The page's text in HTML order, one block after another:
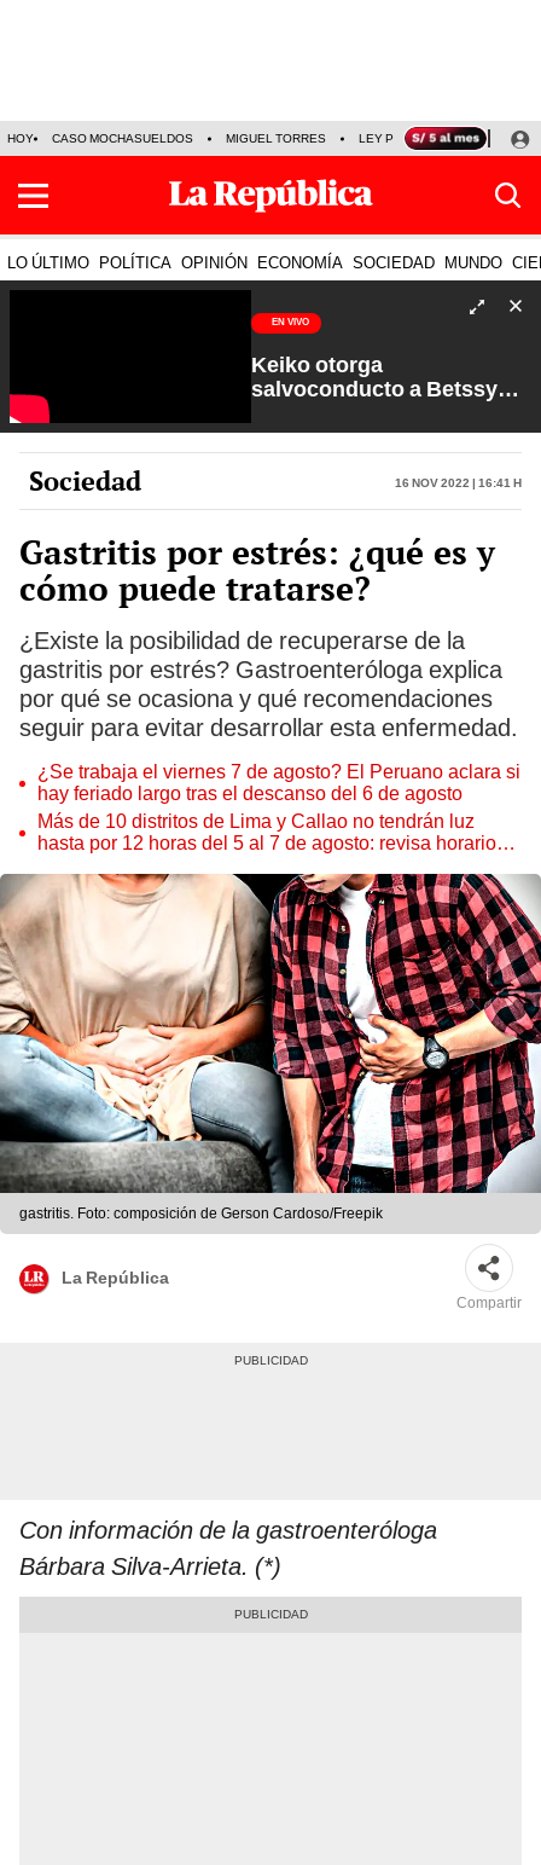
HOY CASO MOCHASUELDOS MIGUEL TORRES LEY PULPÍN PRECIO DEL
LO ÚLTIMO POLÍTICA OPINIÓN ECONOMÍA SOCIEDAD MUNDO
EN VIVO
Keiko otorga
salvoconducto a Betssy
Petroperú | Sin Guion con
Rosa María Palacios
Sociedad 16 Nov 2022 | 16:41 h
Gastritis por estrés: ¿qué es y
cómo puede tratarse?
¿Existe la posibilidad de recuperarse de la
gastritis por estrés? Gastroenteróloga explica
por qué se ocasiona y qué recomendaciones
seguir para evitar desarrollar esta enfermedad.
¿Se trabaja el viernes 7 de agosto? El Peruano aclara si
hay feriado largo tras el descanso del 6 de agosto
Más de 10 distritos de Lima y Callao no tendrán luz
hasta por 12 horas del 5 al 7 de agosto: revisa horarios y
gastritis. Foto: composición de Gerson Cardoso/Freepik
La República
Compartir
Con información de la gastroenteróloga
Bárbara Silva-Arrieta. (*)